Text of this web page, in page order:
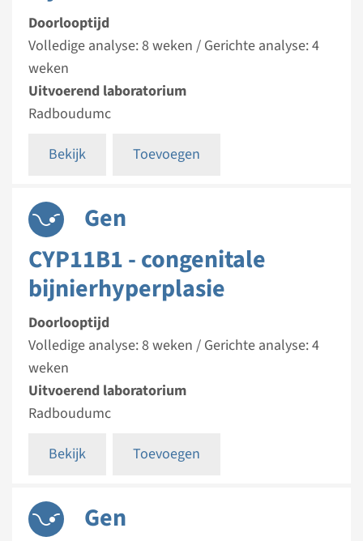
Doorlooptijd
Volledige analyse: 8 weken / Gerichte analyse: 4
weken
Uitvoerend laboratorium
Radboudumc
Bekijk
Toevoegen
Gen
CYP11B1 - congenitale
bijnierhyperplasie
Doorlooptijd
Volledige analyse: 8 weken / Gerichte analyse: 4
weken
Uitvoerend laboratorium
Radboudumc
Bekijk
Toevoegen
Gen